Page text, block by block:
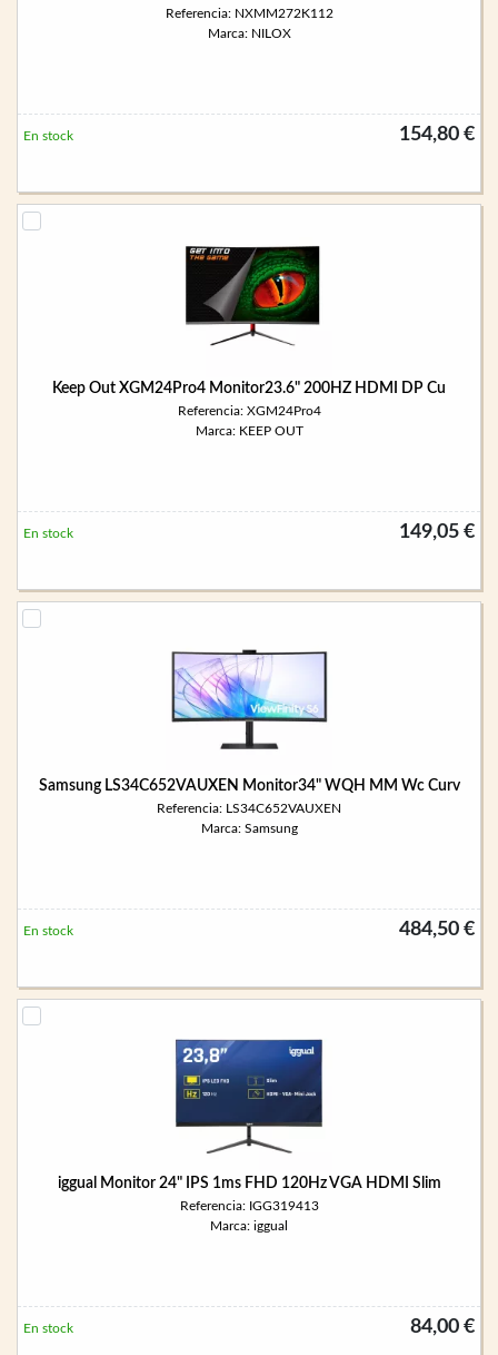
Referencia: NXMM272K112
Marca: NILOX
154,80 €
En stock
Keep Out XGM24Pro4 Monitor23.6" 200HZ HDMI DP Cu
Referencia: XGM24Pro4
Marca: KEEP OUT
149,05 €
En stock
Samsung LS34C652VAUXEN Monitor34" WQH MM Wc Curv
Referencia: LS34C652VAUXEN
Marca: Samsung
484,50 €
En stock
iggual Monitor 24" IPS 1ms FHD 120Hz VGA HDMI Slim
Referencia: IGG319413
Marca: iggual
84,00 €
En stock